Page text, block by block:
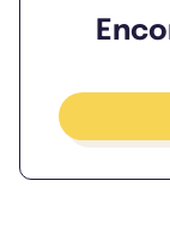
une part
engagement
locataires, *
éligibles.